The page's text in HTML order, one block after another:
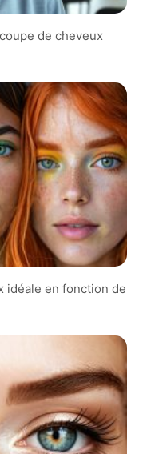
de cheveux
idéale en fonction de